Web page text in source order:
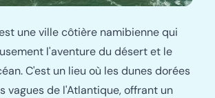
une ville côtière namibienne qui
l'aventure du désert et le
C'est un lieu où les dunes dorées
vagues de l'Atlantique, offrant un